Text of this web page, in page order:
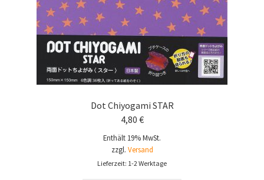
Dot Chiyogami STAR
4,80 €
Enthält 19% MwSt.
zzgl. Versand
Lieferzeit: 1-2 Werktage